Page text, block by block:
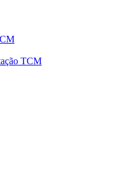
TCM